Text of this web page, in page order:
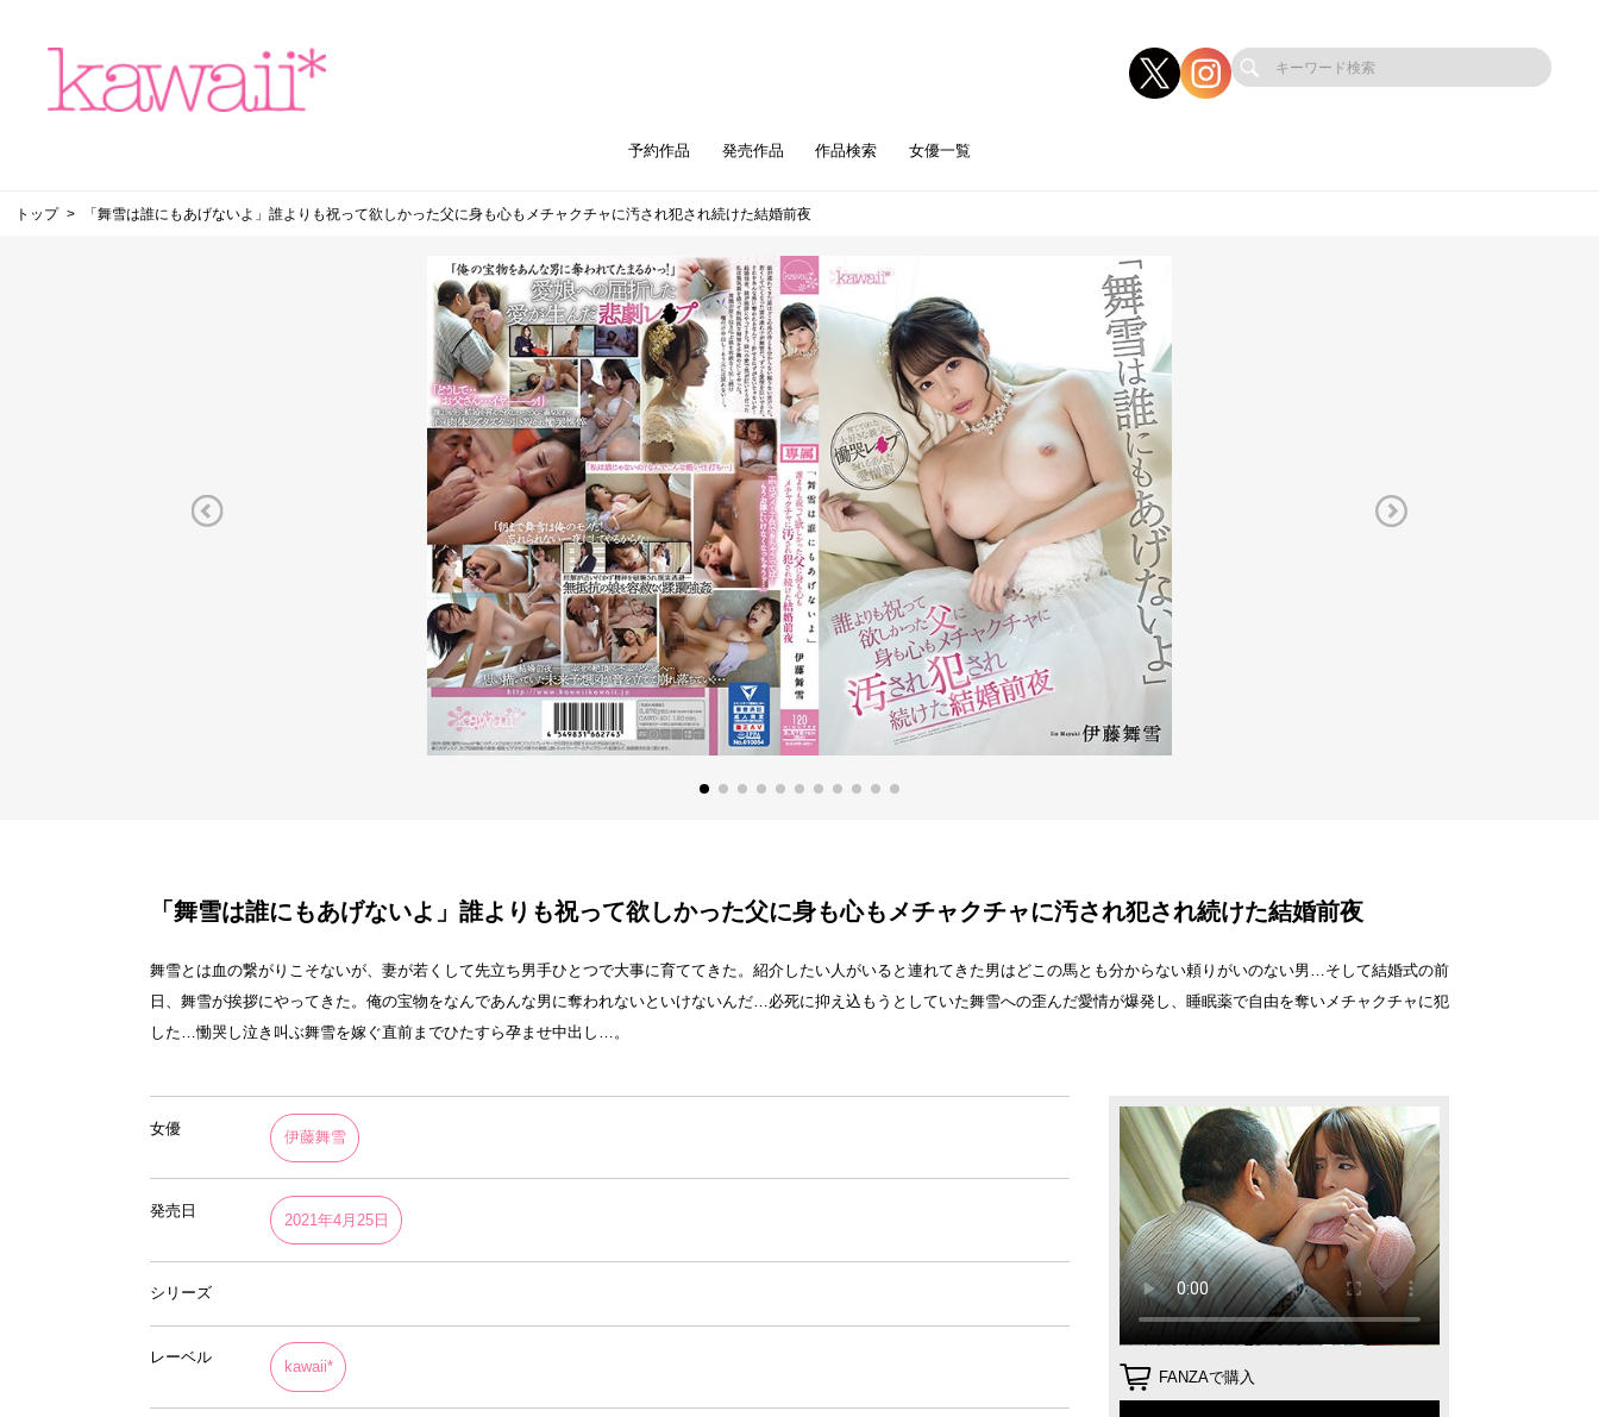
予約作品 発売作品 作品検索 女優一覧
トップ 「舞雪は誰にもあげないよ」誰よりも祝って欲しかった父に身も心もメチャクチャに汚され犯され続けた結婚前夜
「舞雪は誰にもあげないよ」誰よりも祝って欲しかった父に身も心もメチャクチャに汚され犯され続けた結婚前夜
舞雪とは血の繋がりこそないが、妻が若くして先立ち男手ひとつで大事に育ててきた。紹介したい人がいると連れてきた男はどこの馬とも分からない頼りがいのない男…そして結婚式の前
日、舞雪が挨拶にやってきた。俺の宝物をなんであんな男に奪われないといけないんだ…必死に抑え込もうとしていた舞雪への歪んだ愛情が爆発し、睡眠薬で自由を奪いメチャクチャに犯
した…慟哭し泣き叫ぶ舞雪を嫁ぐ直前までひたすら孕ませ中出し…。
女優
伊藤舞雪
発売日
2021年4月25日
シリーズ
レーベル
kawaii*
FANZAで購入